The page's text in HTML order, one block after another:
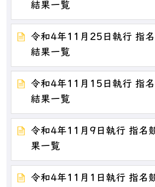
結果一覧
令和4年11月25日執行 指
結果一覧
令和4年11月15日執行 指
結果一覧
令和4年11月9日執行 指名
果一覧
令和4年11月1日執行 指名